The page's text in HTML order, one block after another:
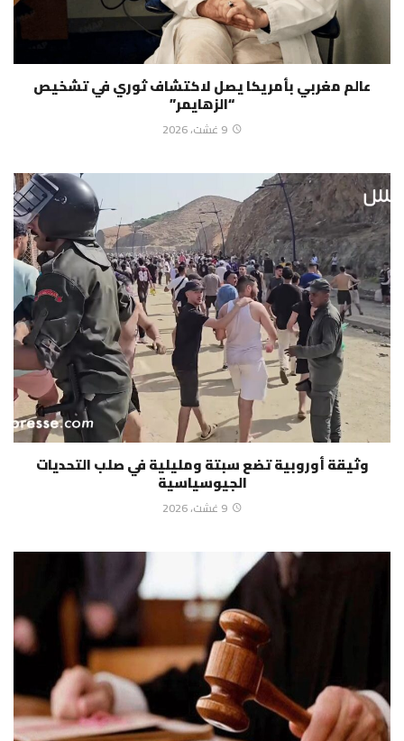
عالم مغربي بأمريكا يصل لاكتشاف ثوري في تشخيص
“الزهايمر”
9 غشت، 2026
وثيقة أوروبية تضع سبتة ومليلية في صلب التحديات
الجيوسياسية
9 غشت، 2026